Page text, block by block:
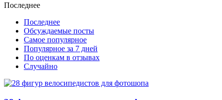
Последнее
Последнее
Обсуждаемые посты
Самое популярное
Популярное за 7 дней
По оценкам в отзывах
Случайно